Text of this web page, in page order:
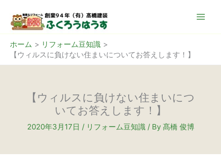
ッ
ホーム
リフォーム豆知識
【ウィルスに負けない住まいについてお答えします！】
【ウィルスに負けない住まいにつ
いてお答えします！】
2020年3月17日 / リフォーム豆知識/ By 髙橋 俊博